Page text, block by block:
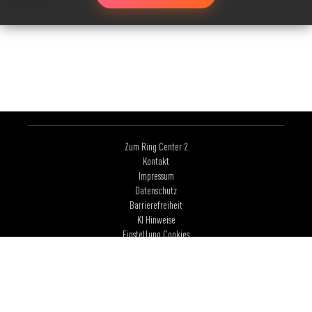
Zum Ring Center 2
Kontakt
Impressum
Datenschutz
Barrierefreiheit
KI Hinweise
Einstellung Cookies